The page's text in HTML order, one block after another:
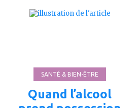
SANTÉ & BIEN-ÊTRE
Quand l’alcool